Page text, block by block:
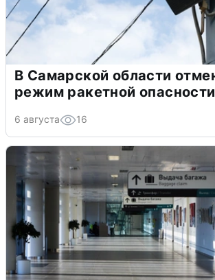
В Самарской области
режим ракетной опасности
6 августа 16